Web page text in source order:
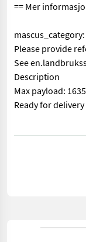
== Mer
Please provide
See
Description
Max payload:
Ready for delivery
== Mer